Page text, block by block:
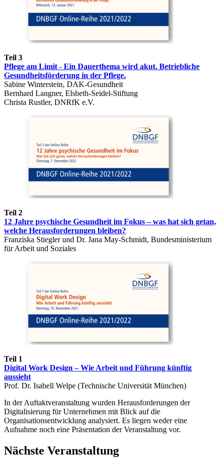
Teil 3
Pflege am Limit - Ein Dauerthema wird akut. Betriebliche
Gesundheitsförderung in der Pflege.
Sabine Winterstein, DAK-Gesundheit
Bernhard Langner, Elsbeth-Seidel-Stiftung
Christa Rustler, DNRfK e.V.
Teil 2
12 Jahre psychische Gesundheit im Fokus – was hat sich getan,
welche Herausforderungen bleiben?
Franziska Stiegler und Dr. Jana May-Schmidt, Bundesministerium
für Arbeit und Soziales
Teil 1
Digital Work Design – Wie Arbeit und Führung künftig
aussieht
Prof. Dr. Isabell Welpe (Technische Universität München)
In der Auftaktveranstaltung wurden Herausforderungen der
Digitalisierung für Unternehmen mit Blick auf die
Organisationsentwicklung analysiert. Es liegen weder eine
Aufnahme noch eine Präsentation der Veranstaltung vor.
Nächste Veranstaltung